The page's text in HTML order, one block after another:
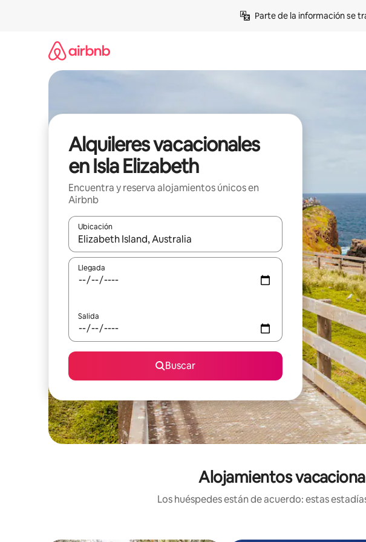
Parte de la información se
Alquileres vacacionales
en Isla Elizabeth
Encuentra y reserva alojamientos únicos en
Airbnb
Ubicación
Cuando los resultados estén disponibles, navega con las teclas de flecha
Llegada
Salida
Buscar
Alojamientos
Los huéspedes están de acuerdo: estas